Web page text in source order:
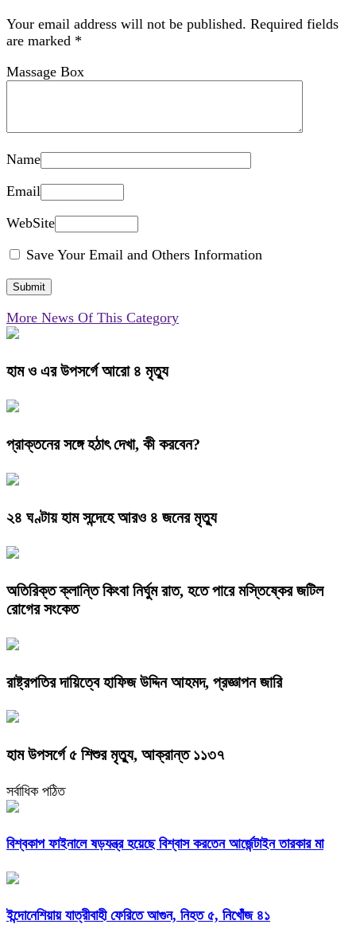
Your email address will not be published. Required fields
are marked *
Massage Box
Name
Email
WebSite
Save Your Email and Others Information
More News Of This Category
হাম ও এর উপসর্গে আরো ৪ মৃত্যু
প্রাক্তনের সঙ্গে হঠাৎ দেখা, কী করবেন?
২৪ ঘণ্টায় হাম সন্দেহে আরও ৪ জনের মৃত্যু
অতিরিক্ত ক্লান্তি কিংবা নির্ঘুম রাত, হতে পারে মস্তিষ্কের জটিল
রোগের সংকেত
রাষ্ট্রপতির দায়িত্বে হাফিজ উদ্দিন আহমদ, প্রজ্ঞাপন জারি
হাম উপসর্গে ৫ শিশুর মৃত্যু, আক্রান্ত ১১৩৭
সর্বাধিক পঠিত
বিশ্বকাপ ফাইনালে ষড়যন্ত্র হয়েছে বিশ্বাস করতেন আর্জেন্টাইন তারকার মা
ইন্দোনেশিয়ায় যাত্রীবাহী ফেরিতে আগুন, নিহত ৫, নিখোঁজ ৪১